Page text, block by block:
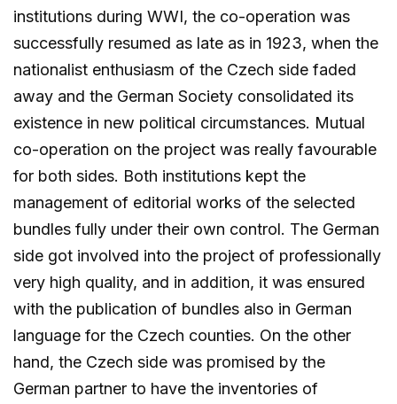
institutions during WWI, the co-operation was
successfully resumed as late as in 1923, when the
nationalist enthusiasm of the Czech side faded
away and the German Society consolidated its
existence in new political circumstances. Mutual
co-operation on the project was really favourable
for both sides. Both institutions kept the
management of editorial works of the selected
bundles fully under their own control. The German
side got involved into the project of professionally
very high quality, and in addition, it was ensured
with the publication of bundles also in German
language for the Czech counties. On the other
hand, the Czech side was promised by the
German partner to have the inventories of